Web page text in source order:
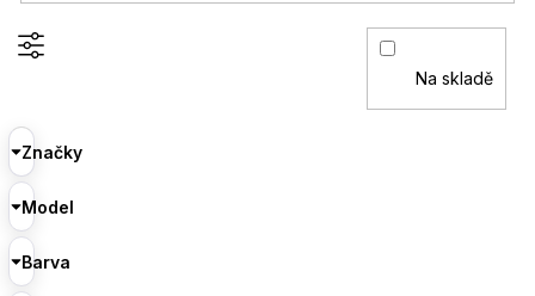
Na skladě
Značky
Model
Barva